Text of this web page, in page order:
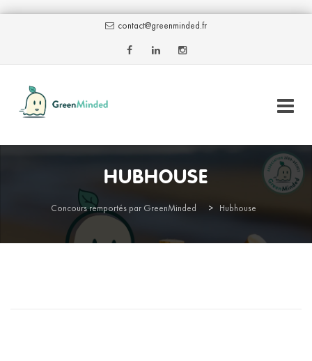
contact@greenminded.fr
HUBHOUSE
Concours remportés par GreenMinded > Hubhouse